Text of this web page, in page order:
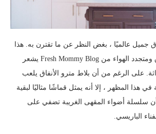
جميل عالميًا ، بغض النظر عن ما تقترن به. هذا
المطبخ المشرق ومتجدد الهواء من Fresh Mommy Blog يشعر
على الرغم من أن بلاط مترو الأنفاق يلعب
هذا المظهر ، إلا أنه يمثل قماشًا مثاليًا لبقية
أن سلسلة أضواء المقهى الغريبة تضفي على
الباريسي.